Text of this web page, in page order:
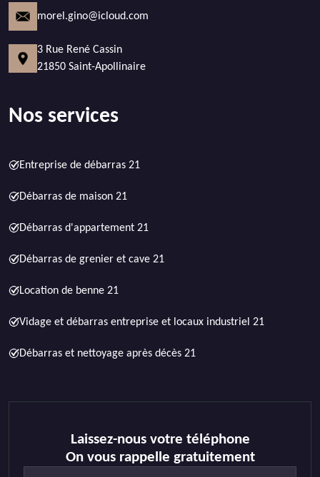
morel.gino@icloud.com
3 Rue René Cassin
21850 Saint-Apollinaire
Nos services
Entreprise de débarras 21
Débarras de maison 21
Débarras d'appartement 21
Débarras de grenier et cave 21
Location de benne 21
Vidage et débarras entreprise et locaux industriel 21
Débarras et nettoyage après décès 21
Laissez-nous votre téléphone
On vous rappelle gratuitement